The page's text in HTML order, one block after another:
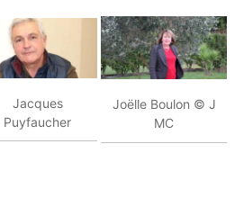
Jacques
Puyfaucher
Joëlle Boulon © J
MC